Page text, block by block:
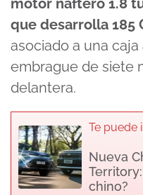
motor naftero 1.8
que desarrolla 185
asociado a una
embrague de siete
delantera.
Te puede
Nueva
chino?